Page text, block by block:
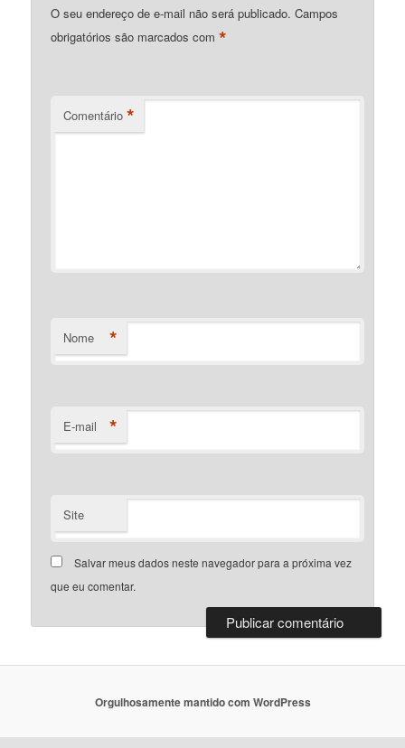
O seu endereço de e-mail não será publicado. Campos
obrigatórios são marcados com*
Comentário *
Nome *
E-mail *
Site
Salvar meus dados neste navegador para a próxima vez
que eu comentar.
Orgulhosamente mantido com WordPress